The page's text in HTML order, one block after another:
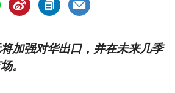
加强对华出口，并在未来几季
。